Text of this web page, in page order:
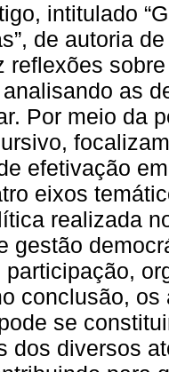
intitulado
de autoria
reflexões
as
Por meio da
efetivação
eixos
realizada
gestão
conclusão,
se
dos diversos